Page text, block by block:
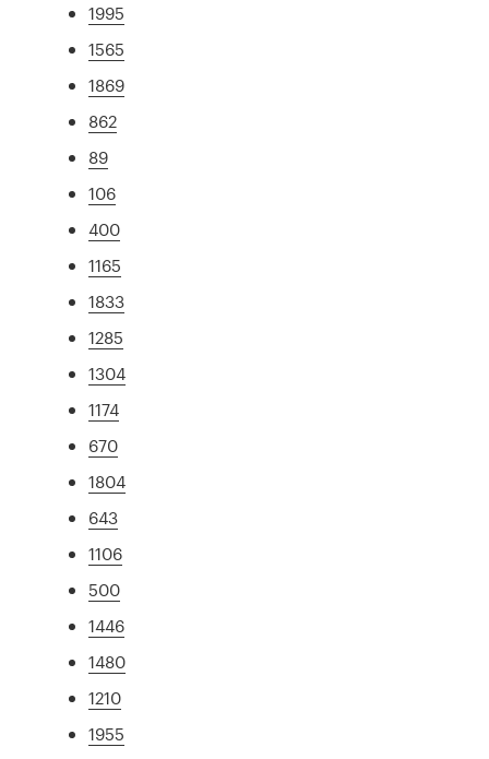
1995
1565
1869
862
89
106
400
1165
1833
1285
1304
1174
670
1804
643
1106
500
1446
1480
1210
1955